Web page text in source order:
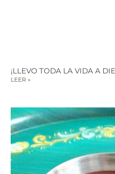
¡LLEVO TODA LA VIDA A
LEER »